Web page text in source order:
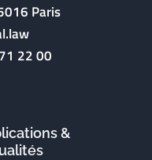
Paris
22 00
&